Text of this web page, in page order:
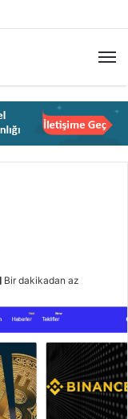
Bir dakikadan az